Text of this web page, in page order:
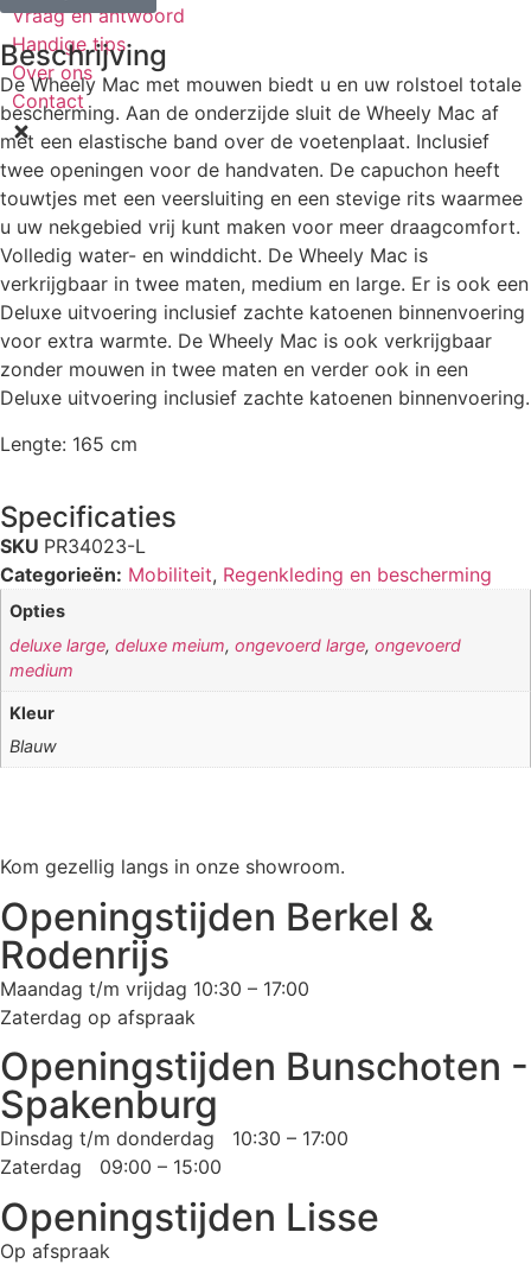
Vraag en antwoord
Handige tips
Over ons
Contact
Beschrijving
De Wheely Mac met mouwen biedt u en uw rolstoel totale
bescherming. Aan de onderzijde sluit de Wheely Mac af
met een elastische band over de voetenplaat. Inclusief
twee openingen voor de handvaten. De capuchon heeft
touwtjes met een veersluiting en een stevige rits waarmee
u uw nekgebied vrij kunt maken voor meer draagcomfort.
Volledig water- en winddicht. De Wheely Mac is
verkrijgbaar in twee maten, medium en large. Er is ook een
Deluxe uitvoering inclusief zachte katoenen binnenvoering
voor extra warmte. De Wheely Mac is ook verkrijgbaar
zonder mouwen in twee maten en verder ook in een
Deluxe uitvoering inclusief zachte katoenen binnenvoering.
Lengte: 165 cm
Specificaties
SKU PR34023-L
Categorieën: Mobiliteit, Regenkleding en bescherming
Opties
deluxe large,deluxe meium,ongevoerd large,ongevoerd
medium
Kleur
Blauw
Kom gezellig langs in onze showroom.
Openingstijden Berkel &
Rodenrijs
Maandag t/m vrijdag 10:30 – 17:00
Zaterdag op afspraak
Openingstijden Bunschoten -
Spakenburg
Dinsdag t/m donderdag 10:30 – 17:00
Zaterdag 09:00 – 15:00
Openingstijden Lisse
Op afspraak